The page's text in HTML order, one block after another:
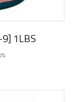
1LBS